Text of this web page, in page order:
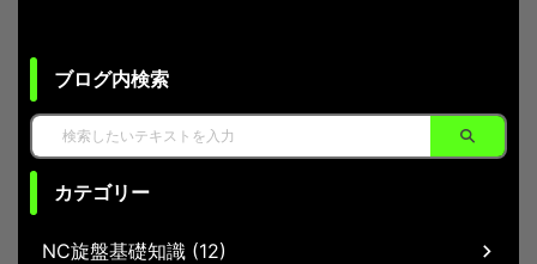
ブログ内検索
カテゴリー
NC旋盤基礎知識 (12)